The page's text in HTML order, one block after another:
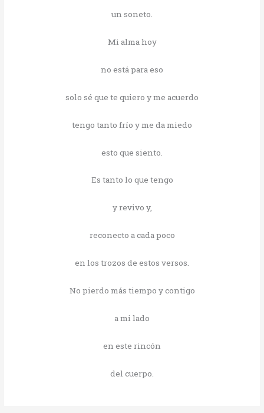
un soneto.
Mi alma hoy
no está para eso
solo sé que te quiero y me acuerdo
tengo tanto frío y me da miedo
esto que siento.
Es tanto lo que tengo
y revivo y,
reconecto a cada poco
en los trozos de estos versos.
No pierdo más tiempo y contigo
a mi lado
en este rincón
del cuerpo.